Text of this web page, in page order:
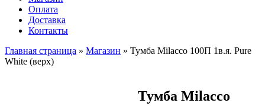
Оплата
Доставка
Контакты
Главная страница » Магазин » Тумба Milacco 100П 1в.я. Pure
White (верх)
Тумба Milacco